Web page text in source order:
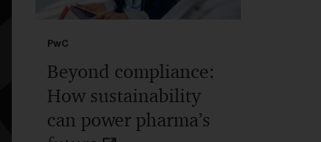
PwC
Beyond compliance:
How sustainability
can power pharma’s